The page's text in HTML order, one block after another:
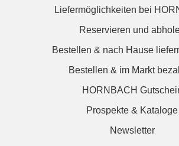
Liefermöglichkeiten bei
Reservieren und
Bestellen & nach Hause
Bestellen & im Markt
HORNBACH
Prospekte & Kataloge
Newsletter